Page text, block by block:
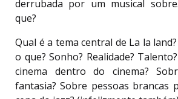
derrubada por um musical
que?
Qual é a tema central de La la
o que? Sonho? Realidade?
cinema dentro do cinema?
fantasia? Sobre pessoas brancas